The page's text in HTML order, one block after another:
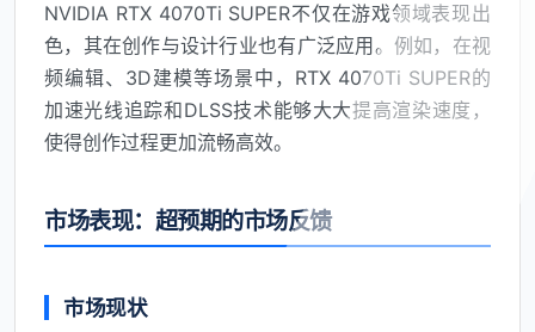
NVIDIA RTX 4070Ti SUPER不仅在游戏领域表现出
色，其在创作与设计行业也有广泛应用。例如，在视
频编辑、3D建模等场景中，RTX 4070Ti SUPER的
加速光线追踪和DLSS技术能够大大提高渲染速度，
使得创作过程更加流畅高效。
市场表现：超预期的市场反馈
市场现状